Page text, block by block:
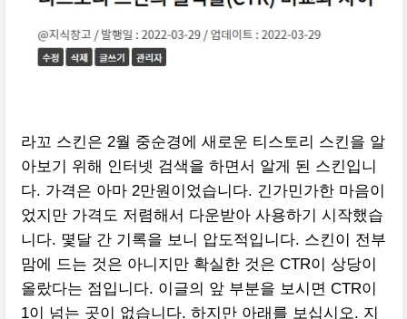
라꼬 스킨은 2월 중순경에 새로운 티스토리 스킨을 알
아보기 위해 인터넷 검색을 하면서 알게 된 스킨입니
다. 가격은 아마 2만원이었습니다. 긴가민가한 마음이
었지만 가격도 저렴해서 다운받아 사용하기 시작했습
니다. 몇달 간 기록을 보니 압도적입니다. 스킨이 전부
맘에 드는 것은 아니지만 확실한 것은 CTR이 상당이
올랐다는 점입니다. 이글의 앞 부분을 보시면 CTR이
1이 넘는 곳이 없습니다. 하지만 아래를 보십시오. 지